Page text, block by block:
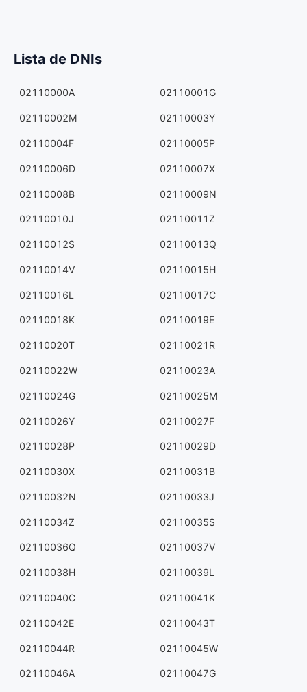
Lista de DNIs
02110000A 02110001G
02110002M 02110003Y
02110004F 02110005P
02110006D 02110007X
02110008B 02110009N
02110010J 02110011Z
02110012S 02110013Q
02110014V 02110015H
02110016L 02110017C
02110018K 02110019E
02110020T 02110021R
02110022W 02110023A
02110024G 02110025M
02110026Y 02110027F
02110028P 02110029D
02110030X 02110031B
02110032N 02110033J
02110034Z 02110035S
02110036Q 02110037V
02110038H 02110039L
02110040C 02110041K
02110042E 02110043T
02110044R 02110045W
02110046A 02110047G